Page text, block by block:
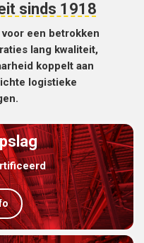
sinds 1918
een betrokken
lang kwaliteit,
koppelt aan
logistieke